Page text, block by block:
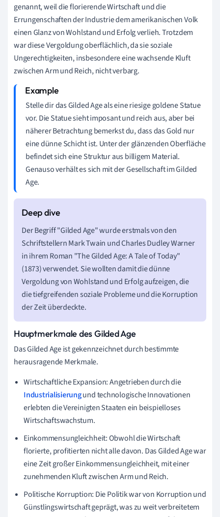
genannt, weil die florierende Wirtschaft und die
Errungenschaften der Industrie dem amerikanischen Volk
einen Glanz von Wohlstand und Erfolg verlieh. Trotzdem
war diese Vergoldung oberflächlich, da sie soziale
Ungerechtigkeiten, insbesondere eine wachsende Kluft
zwischen Arm und Reich, nicht verbarg.
Stelle dir das Gilded Age als eine riesige goldene Statue
vor. Die Statue sieht imposant und reich aus, aber bei
näherer Betrachtung bemerkst du, dass das Gold nur
eine dünne Schicht ist. Unter der glänzenden Oberfläche
befindet sich eine Struktur aus billigem Material.
Genauso verhält es sich mit der Gesellschaft im Gilded
Age.
Der Begriff "Gilded Age" wurde erstmals von den
Schriftstellern Mark Twain und Charles Dudley Warner
in ihrem Roman "The Gilded Age: A Tale of Today"
(1873) verwendet. Sie wollten damit die dünne
Vergoldung von Wohlstand und Erfolg aufzeigen, die
die tiefgreifenden soziale Probleme und die Korruption
der Zeit überdeckte.
Hauptmerkmale des Gilded Age
Das Gilded Age ist gekennzeichnet durch bestimmte
herausragende Merkmale.
Wirtschaftliche Expansion: Angetrieben durch die
Industrialisierungund technologische Innovationen
erlebten die Vereinigten Staaten ein beispielloses
Wirtschaftswachstum.
Einkommensungleichheit: Obwohl die Wirtschaft
florierte, profitierten nicht alle davon. Das Gilded Age war
eine Zeit großer Einkommensungleichheit, mit einer
zunehmenden Kluft zwischen Arm und Reich.
Politische Korruption: Die Politik war von Korruption und
Günstlingswirtschaft geprägt, was zu weit verbreitetem